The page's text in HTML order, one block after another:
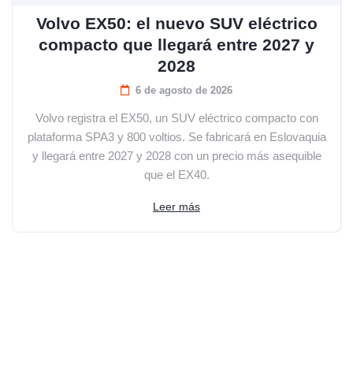
Volvo EX50: el nuevo SUV eléctrico
compacto que llegará entre 2027 y
2028
6 de agosto de 2026
Volvo registra el EX50, un SUV eléctrico compacto con
plataforma SPA3 y 800 voltios. Se fabricará en Eslovaquia
y llegará entre 2027 y 2028 con un precio más asequible
que el EX40.
Leer más